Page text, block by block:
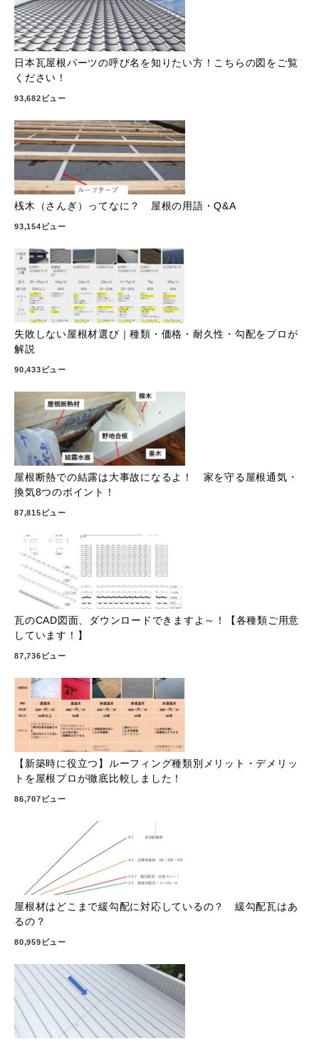
日本瓦屋根パーツの呼び名を知りたい方！こちらの図をご覧
ください！
93,682ビュー
桟木（さんぎ）ってなに？ 屋根の用語・Q&A
93,154ビュー
失敗しない屋根材選び｜種類・価格・耐久性・勾配をプロが
解説
90,433ビュー
屋根断熱での結露は大事故になるよ！ 家を守る屋根通気・
換気8つのポイント！
87,815ビュー
瓦のCAD図面、ダウンロードできますよ～！【各種類ご用意
しています！】
87,736ビュー
【新築時に役立つ】ルーフィング種類別メリット・デメリッ
トを屋根プロが徹底比較しました！
86,707ビュー
屋根材はどこまで緩勾配に対応しているの？ 緩勾配瓦はあ
るの？
80,959ビュー